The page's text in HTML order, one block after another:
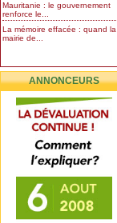
Mauritanie : le gouvernement
renforce le...
La mémoire effacée : quand la
mairie de...
ANNONCEURS